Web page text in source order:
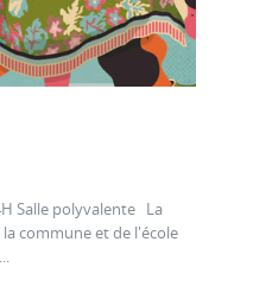
Salle polyvalente La
commune et de l'école